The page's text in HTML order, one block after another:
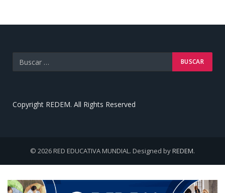
Copyright REDEM. All Rights Reserved
© 2026 RED EDUCATIVA MUNDIAL. Designed byREDEM.